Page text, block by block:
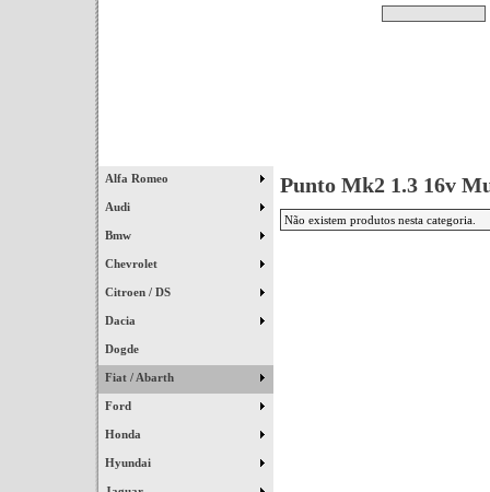
Alfa Romeo
Audi
Bmw
Chevrolet
Citroen / DS
Dacia
Dogde
Fiat / Abarth
Ford
Honda
Hyundai
Punto Mk2 1.3 16v
Não existem produtos nesta categoria.